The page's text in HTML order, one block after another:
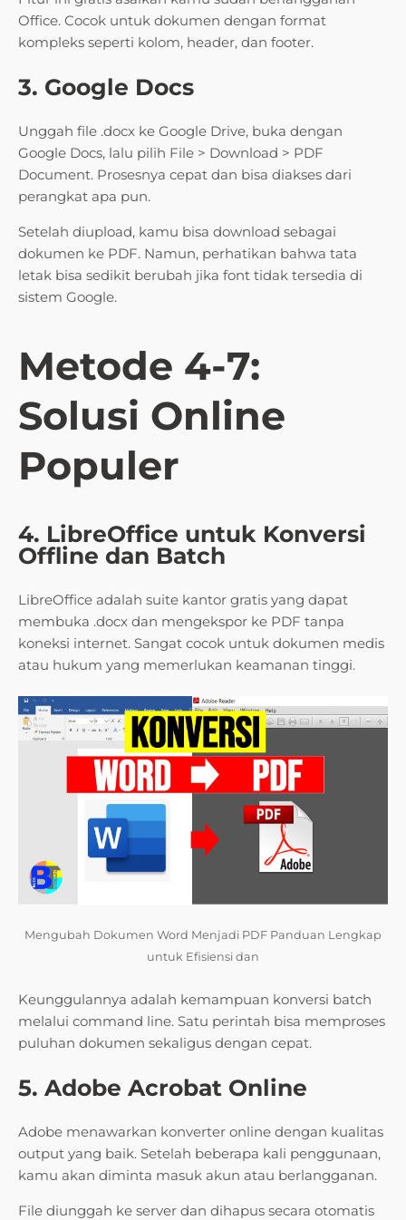
Office. Cocok untuk dokumen dengan format
kompleks seperti kolom, header, dan footer.
3. Google Docs
Unggah file .docx ke Google Drive, buka dengan
Google Docs, lalu pilih File > Download > PDF
Document. Prosesnya cepat dan bisa diakses dari
perangkat apa pun.
Setelah diupload, kamu bisa download sebagai
dokumen ke PDF. Namun, perhatikan bahwa tata
letak bisa sedikit berubah jika font tidak tersedia di
sistem Google.
Metode 4-7:
Solusi Online
Populer
4. LibreOffice untuk Konversi
Offline dan Batch
LibreOffice adalah suite kantor gratis yang dapat
membuka .docx dan mengekspor ke PDF tanpa
koneksi internet. Sangat cocok untuk dokumen medis
atau hukum yang memerlukan keamanan tinggi.
Mengubah Dokumen Word Menjadi PDF Panduan Lengkap
untuk Efisiensi dan
Keunggulannya adalah kemampuan konversi batch
melalui command line. Satu perintah bisa memproses
puluhan dokumen sekaligus dengan cepat.
5. Adobe Acrobat Online
Adobe menawarkan konverter online dengan kualitas
output yang baik. Setelah beberapa kali penggunaan,
kamu akan diminta masuk akun atau berlangganan.
File diunggah ke server dan dihapus secara otomatis